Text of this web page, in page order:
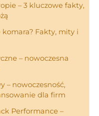
– 3 kluczowe fakty,
Fakty, mity i
– nowoczesna
– nowoczesność,
dla firm
Performance –